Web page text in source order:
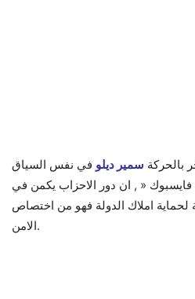
بالحركة سمير ديلو في نفس السياق
« , ان دور الاحزاب يكمن في
لحماية املاك الدولة فهو من اختصاص
الامن.